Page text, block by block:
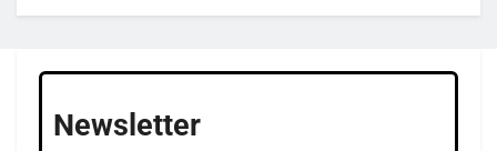
Newsletter